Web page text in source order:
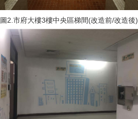
圖2.市府大樓3樓中央區梯間(改造前/改造後)